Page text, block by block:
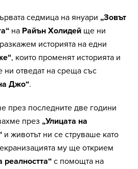
седмица на януари „Зовът
на Райън Холидей ще ни
историята на едни
, които променят историята и
ни отведат на среща със
Джо“.
през последните две години
през „Улицата на
и животът ни се струваше като
му ще открием
реалността“ с помощта на